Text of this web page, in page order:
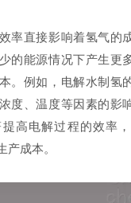
直接影响着氢气的
的能源情况下产生更
。例如，电解水制氢
度、温度等因素的影
高电解过程的效率
产成本。